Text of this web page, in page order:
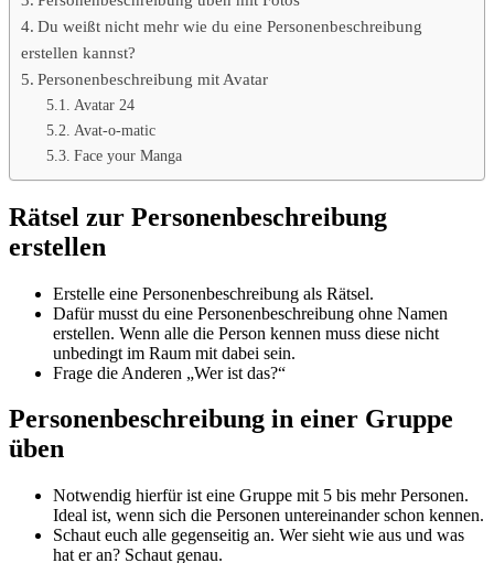
Du weißt nicht mehr wie du eine Personenbeschreibung
erstellen kannst?
Personenbeschreibung mit Avatar
Avatar 24
Avat-o-matic
Face your Manga
Rätsel zur Personenbeschreibung
erstellen
Erstelle eine Personenbeschreibung als Rätsel.
Dafür musst du eine Personenbeschreibung ohne Namen
erstellen. Wenn alle die Person kennen muss diese nicht
unbedingt im Raum mit dabei sein.
Frage die Anderen „Wer ist das?“
Personenbeschreibung in einer Gruppe
üben
Notwendig hierfür ist eine Gruppe mit 5 bis mehr Personen.
Ideal ist, wenn sich die Personen untereinander schon kennen.
Schaut euch alle gegenseitig an. Wer sieht wie aus und was
hat er an? Schaut genau.